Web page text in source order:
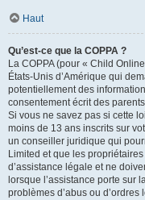
Haut
Qu’est-ce que la COPPA ?
La COPPA (pour « Child
États-Unis d’Amérique qui
potentiellement des
consentement écrit des
Si vous ne savez pas si cette
moins de 13 ans inscrits sur
un conseiller juridique qui
Limited et que les
d’assistance légale et ne
lorsque l’assistance porte sur
problèmes d’abus ou